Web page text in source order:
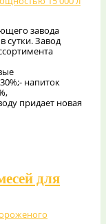
завода
сутки. Завод
напиток
придает новая
для